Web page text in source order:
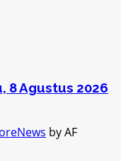
8 Agustus 2026
by AF